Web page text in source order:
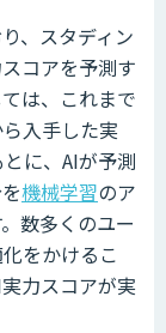
、スタディン
コアを予測す
は、これまで
入手した実
に、AIが予測
機械学習のア
数多くのユー
をかけるこ
力スコアが実